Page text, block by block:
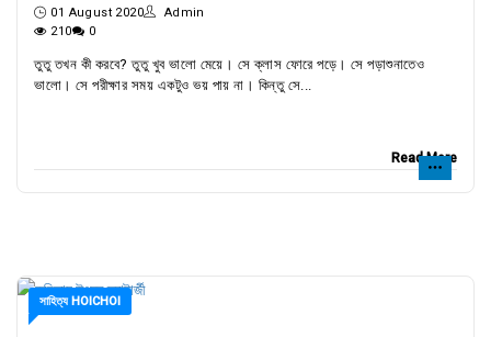
01 August 2020
Admin
210
0
তুতু তখন কী করবে? তুতু খুব ভালো মেয়ে। সে ক্লাস ফোরে পড়ে। সে পড়াশুনাতেও
ভালো। সে পরীক্ষার সময় একটুও ভয় পায় না। কিন্তু সে...
Read More
সাহিত্য HOICHOI